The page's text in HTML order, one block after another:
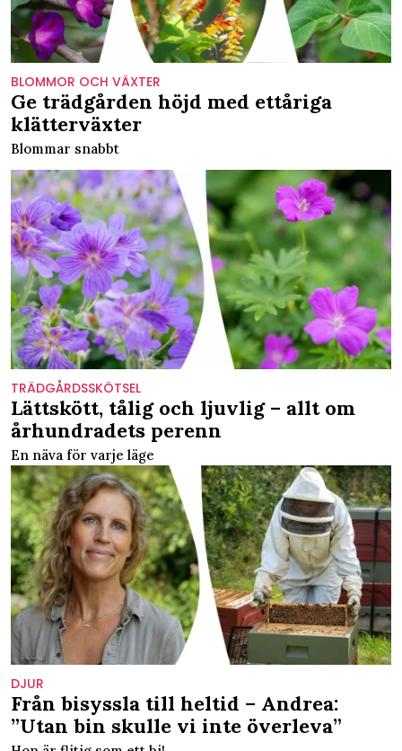
BLOMMOR OCH VÄXTER
Ge trädgården höjd med ettåriga
klätterväxter
Blommar snabbt
TRÄDGÅRDSSKÖTSEL
Lättskött, tålig och ljuvlig – allt om
århundradets perenn
En näva för varje läge
DJUR
Från bisyssla till heltid – Andrea:
”Utan bin skulle vi inte överleva”